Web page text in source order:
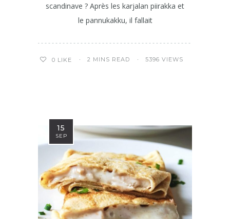
scandinave ? Après les karjalan piirakka et
le pannukakku, il fallait
0 LIKE 2 MINS READ 5396 VIEWS
15
SEP